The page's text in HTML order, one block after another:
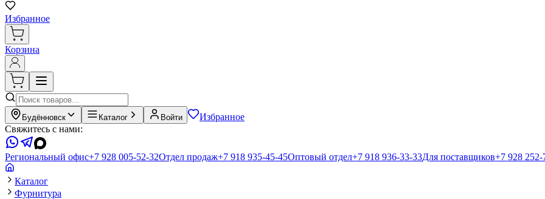
Избранное
Корзина
Будённовск Каталог Войти
Избранное
Свяжитесь с нами:
Региональный офис+7 928 005-52-32Отдел продаж+7 918 935-45-45Оптовый отдел+7 918 936-33-33Для поставщиков+7 928 252-
Каталог
Фурнитура